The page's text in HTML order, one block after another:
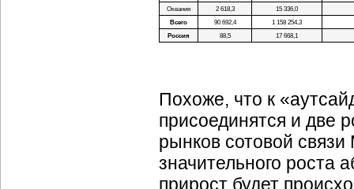
Океания
2 618,3
15 336,0
Всего
90 692,4
1 158 254,3
Россия
88,5 17 668,1
Похоже, что к
присоединятся и две
рынков сотовой
значительного роста
прирост будет